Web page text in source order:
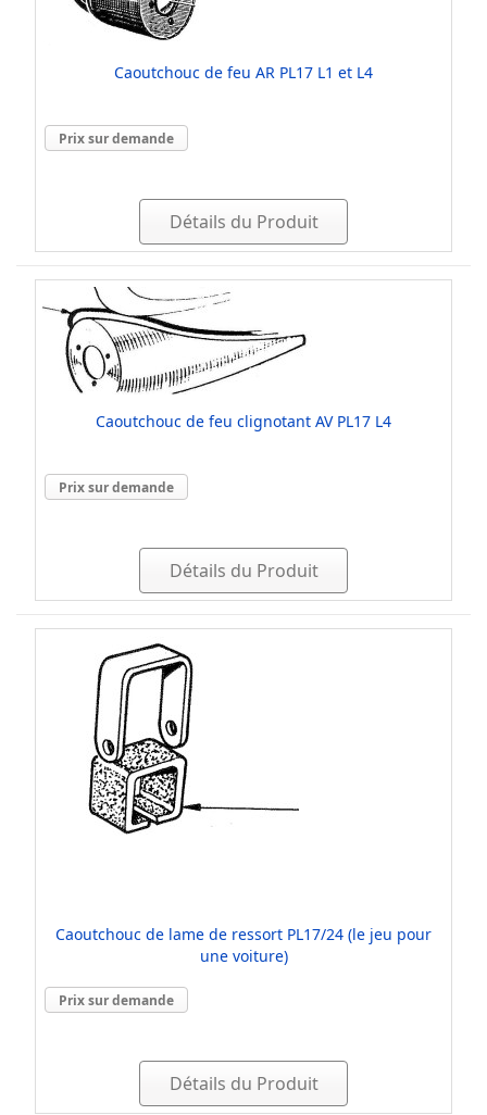
Caoutchouc de feu AR PL17 L1 et L4
Prix sur demande
Détails du Produit
Caoutchouc de feu clignotant AV PL17 L4
Prix sur demande
Détails du Produit
Caoutchouc de lame de ressort PL17/24 (le jeu pour
une voiture)
Prix sur demande
Détails du Produit